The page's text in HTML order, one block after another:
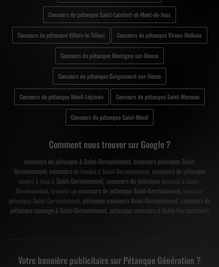
Concours de pétanque Saint-Lambert-et-Mont-de-Jeux
Concours de pétanque Villers-le-Tilleul Concours de pétanque Vireux-Molhain
Concours de pétanque Montigny-sur-Meuse
Concours de pétanque Guignicourt-sur-Vence
Concours de pétanque Ménil-Lépinois Concours de pétanque Saint-Marceau
Concours de pétanque Saint-Morel
Comment nous trouver sur Google ?
concours de pétanque à Saint-Germainmont, concours petanque Saint-
Germainmont, concoursde boules à Saint-Germainmont, concours de pétanque
ouvert à tous à Saint-Germainmont, concours de petanque licencié à Saint-
Germainmont, trouver un concours de pétanque Saint-Germainmont
petanque Saint-Germainmont, pétanque concours Saint-Germainmont
pétanque sauvage à Saint-Germainmont, petanque concours à Saint-Germainmont
Votre bannière publicitaire sur Pétanque Génération ?